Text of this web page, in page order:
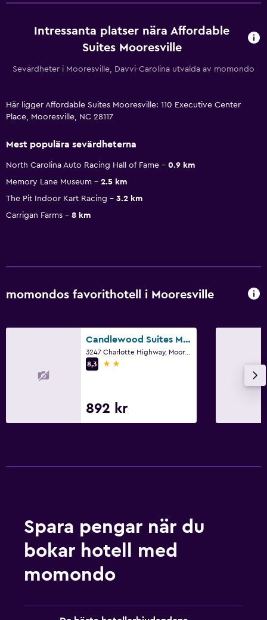
Intressanta platser nära Affordable
Suites Mooresville
Sevärdheter i Mooresville, Davvi-Carolina utvalda av momondo
Här ligger Affordable Suites Mooresville: 110 Executive Center
Place, Mooresville, NC 28117
Mest populära sevärdheterna
North Carolina Auto Racing Hall of Fame
0.9 km
Memory Lane Museum
2.5 km
The Pit Indoor Kart Racing
3.2 km
Carrigan Farms
8 km
momondos favorithotell i Mooresville
Candlewood Suites Mooresville/Lake Norman,nc By IHG
3247 Charlotte Highway, Mooresville, NC
8,3
2 stjärnor
892 kr
Spara pengar när du
bokar hotell med
momondo